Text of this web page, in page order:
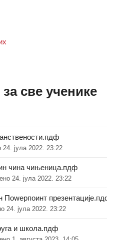
све ученике
јула 2022. 23:22
чина чињеница.пдф
24. јула 2022. 23:22
Поwерпоинт презентације.пдф
24. јула 2022. 23:22
и школа.пдф